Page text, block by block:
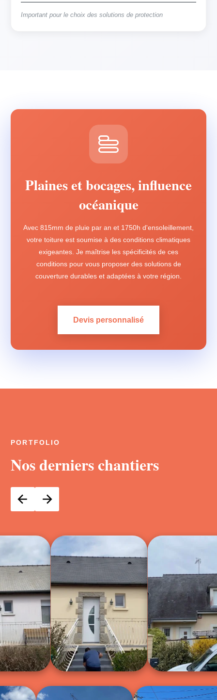
Important pour le choix des solutions de protection
Plaines et bocages, influence
océanique
Avec 815mm de pluie par an et 1750h d'ensoleillement,
votre toiture est soumise à des conditions climatiques
exigeantes. Je maîtrise les spécificités de ces
conditions pour vous proposer des solutions de
couverture durables et adaptées à votre région.
Devis personnalisé
PORTFOLIO
Nos derniers chantiers